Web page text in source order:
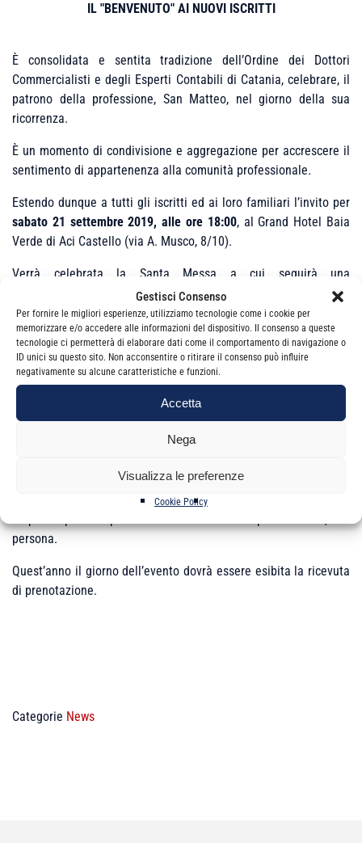
Gestisci Consenso
Per fornire le migliori esperienze, utilizziamo tecnologie come i cookie per
memorizzare e/o accedere alle informazioni del dispositivo. Il consenso a queste
tecnologie ci permetterà di elaborare dati come il comportamento di navigazione o
ID unici su questo sito. Non acconsentire o ritirare il consenso può influire
negativamente su alcune caratteristiche e funzioni.
Accetta
Nega
Visualizza le preferenze
Cookie Policy
IL "BENVENUTO" AI NUOVI ISCRITTI
È consolidata e sentita tradizione dell’Ordine dei Dottori
Commercialisti e degli Esperti Contabili di Catania, celebrare, il
patrono della professione, San Matteo, nel giorno della sua
ricorrenza.
È un momento di condivisione e aggregazione per accrescere il
sentimento di appartenenza alla comunità professionale.
Estendo dunque a tutti gli iscritti ed ai loro familiari l’invito per
sabato 21 settembre 2019, alle ore 18:00, al Grand Hotel Baia
Verde di Aci Castello (via A. Musco, 8/10).
Verrà celebrata la Santa Messa a cui seguirà una
manifestazione conviviale durante la quale daremo il
“benvenuto” ai nuovi iscritti e consegneremo le targhe ai
Colleghi che nell’anno 2019 hanno raggiunto 30, 40 e 50 anni
d’iscrizione all’Albo.
Al fine di garantire una organizzazione puntuale, Ti chiedo di
effettuare la prenotazione all’evento
persona.
Quest’anno il giorno dell’evento dovrà essere esibita la ricevuta
di prenotazione.
Categorie News